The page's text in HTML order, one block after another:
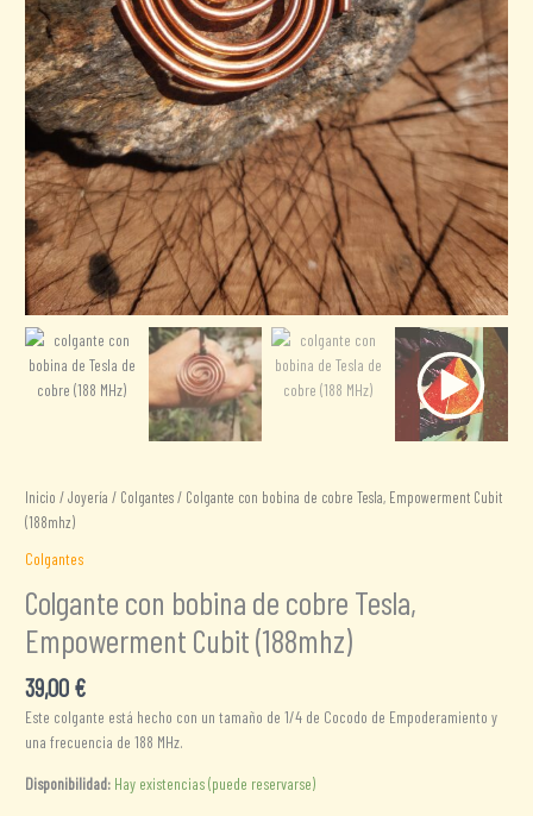
Inicio /Joyería / Colgantes/ Colgante con bobina de cobre Tesla, Empowerment Cubit
(188mhz)
Colgantes
Colgante con bobina de cobre Tesla,
Empowerment Cubit (188mhz)
39,00 €
Este colgante está hecho con un tamaño de 1/4 de Cocodo de Empoderamiento y
una frecuencia de 188 MHz.
Disponibilidad: Hay existencias (puede reservarse)